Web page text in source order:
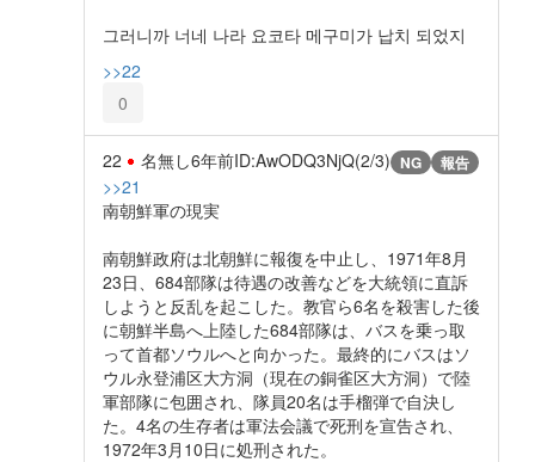
그러니까 너네 나라 요코타 메구미가 납치 되었지
>>22
0
22 名無し6年前ID:AwODQ3NjQ(2/3) NG 報告
>>21
南朝鮮軍の現実
南朝鮮政府は北朝鮮に報復を中止し、1971年8月
23日、684部隊は待遇の改善などを大統領に直訴
しようと反乱を起こした。教官ら6名を殺害した後
に朝鮮半島へ上陸した684部隊は、バスを乗っ取
って首都ソウルへと向かった。最終的にバスはソ
ウル永登浦区大方洞（現在の銅雀区大方洞）で陸
軍部隊に包囲され、隊員20名は手榴弾で自決し
た。4名の生存者は軍法会議で死刑を宣告され、
1972年3月10日に処刑された。